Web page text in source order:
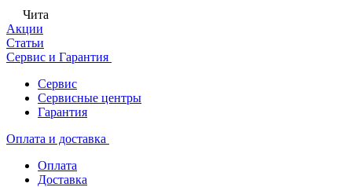
Чита
Акции
Статьи
Сервис и Гарантия
Сервис
Сервисные центры
Гарантия
Оплата и доставка
Оплата
Доставка